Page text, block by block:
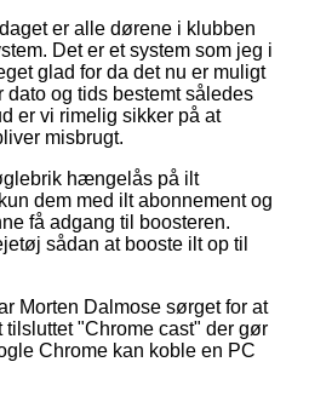
er alle dørene i klubben
Det er et system som jeg i
glad for da det nu er muligt
og tids bestemt således
er vi rimelig sikker på at
misbrugt.
hængelås på ilt
dem med ilt abonnement og
få adgang til boosteren.
sådan at booste ilt op til
Morten Dalmose sørget for at
"Chrome cast" der gør
Chrome kan koble en PC